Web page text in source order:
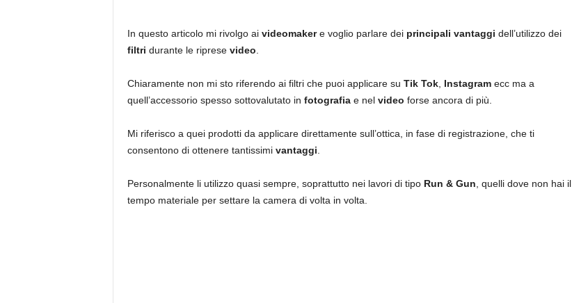
In questo articolo mi rivolgo ai videomakere voglio parlare deiprincipali vantaggi dell’utilizzo dei
filtri durante le riprese video
Chiaramente non mi sto riferendo ai filtri che puoi applicare su Tik Tok, Instagram ecc ma a
quell’accessorio spesso sottovalutato in fotografia e nel video forse ancora di più.
Mi riferisco a quei prodotti da applicare direttamente sull’ottica, in fase di registrazione, che ti
consentono di ottenere tantissimi vantaggi
Personalmente li utilizzo quasi sempre, soprattutto nei lavori di tipo Run & Gun , quelli dove non hai il
tempo materiale per settare la camera di volta in volta.